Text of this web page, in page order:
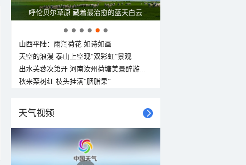
呼伦贝尔草原 藏着最治愈的蓝天白云
山西平陆：雨润荷花 如诗如画
天空的浪漫 泰山上空现“双彩虹”景观
出水芙蓉次第开 河南汝州荷塘美景醉游...
秋来栾树红 枝头挂满“胭脂果”
天气视频